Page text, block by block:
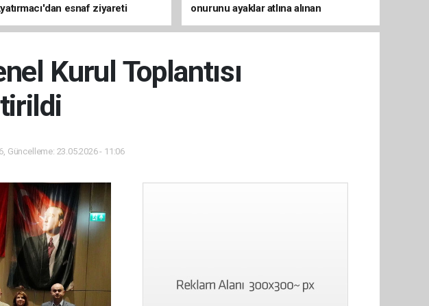
esnaf ziyareti
onurunu ayaklar atlına alınan
mekânlara dönüşmesine tepki
Kurul Toplantısı
Güncelleme: 23.05.2026 - 11:06